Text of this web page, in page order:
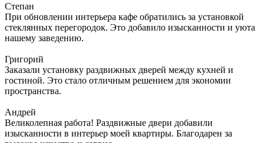
Степан
При обновлении интерьера кафе обратились за установкой
стеклянных перегородок. Это добавило изысканности и уюта
нашему заведению.
Григорий
Заказали установку раздвижных дверей между кухней и
гостиной. Это стало отличным решением для экономии
пространства.
Андрей
Великолепная работа! Раздвижные двери добавили
изысканности в интерьер моей квартиры. Благодарен за